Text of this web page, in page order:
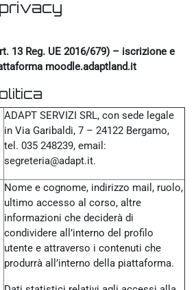
13 Reg. UE 2016/679) – iscrizione e
moodle.adaptland.it
ADAPT SERVIZI SRL, con sede legale
in Via Garibaldi, 7 – 24122 Bergamo,
tel. 035 248239, email:
segreteria@adapt.it.
Nome e cognome, indirizzo mail, ruolo,
ultimo accesso al corso, altre
informazioni che deciderà di
condividere all’interno del profilo
utente e attraverso i contenuti che
produrrà all’interno della piattaforma.